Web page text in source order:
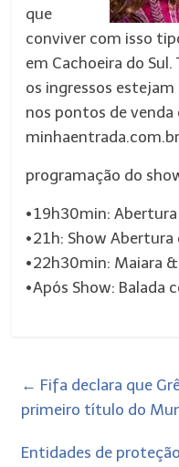
que
conviver com isso
em Cachoeira do
os ingressos
nos pontos de venda
minhaentrada.com.br
programação do
•19h30min:
•21h: Show Abertura
•22h30min: Maiara
•Após Show: Balada
← Fifa declara que
primeiro título do
Entidades de